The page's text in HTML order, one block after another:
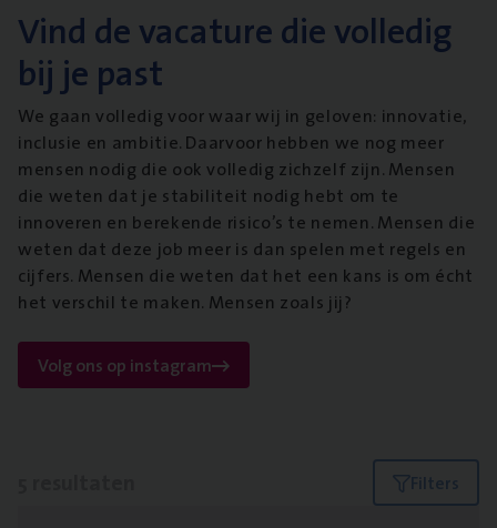
Vind de vacature die volledig
bij je past
We gaan volledig voor waar wij in geloven: innovatie,
inclusie en ambitie. Daarvoor hebben we nog meer
mensen nodig die ook volledig zichzelf zijn. Mensen
die weten dat je stabiliteit nodig hebt om te
innoveren en berekende risico’s te nemen. Mensen die
weten dat deze job meer is dan spelen met regels en
cijfers. Mensen die weten dat het een kans is om écht
het verschil te maken. Mensen zoals jij?
Volg ons op instagram
Filters